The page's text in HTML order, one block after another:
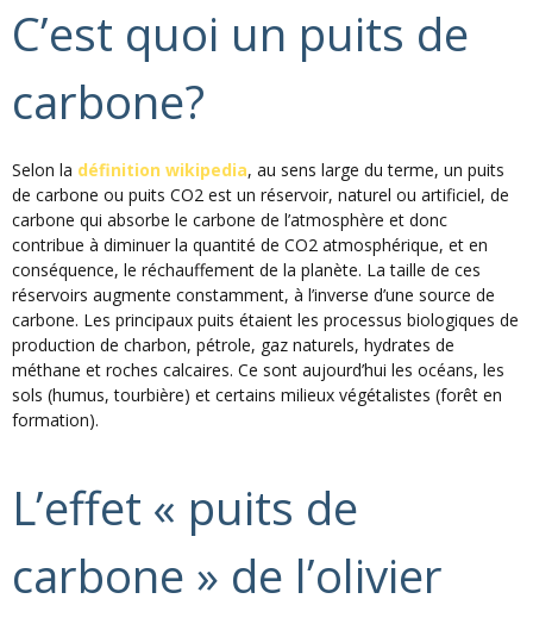
C’est quoi un puits de
carbone?
Selon la définition wikipedia, au sens large du terme, un puits
de carbone ou puits CO2 est un réservoir, naturel ou artificiel, de
carbone qui absorbe le carbone de l’atmosphère et donc
contribue à diminuer la quantité de CO2 atmosphérique, et en
conséquence, le réchauffement de la planète. La taille de ces
réservoirs augmente constamment, à l’inverse d’une source de
carbone. Les principaux puits étaient les processus biologiques de
production de charbon, pétrole, gaz naturels, hydrates de
méthane et roches calcaires. Ce sont aujourd’hui les océans, les
sols (humus, tourbière) et certains milieux végétalistes (forêt en
formation).
L’effet « puits de
carbone » de l’olivier